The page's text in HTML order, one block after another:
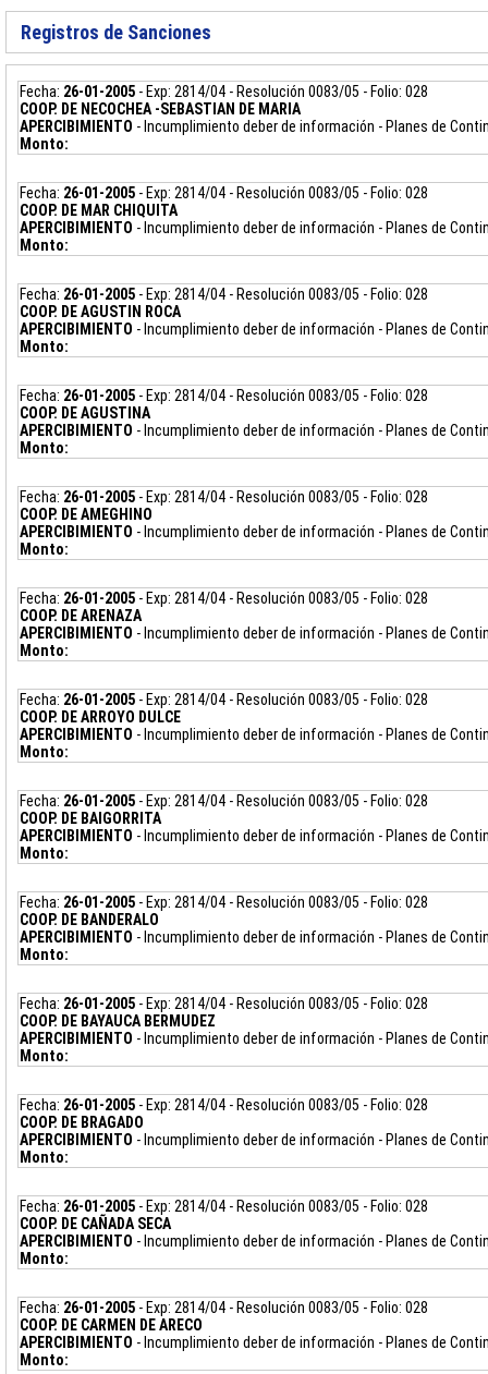
Registros de Sanciones
Fecha: 26-01-2005 - Exp: 2814/04 - Resolución 0083/05 - Folio: 028
COOP. DE NECOCHEA -SEBASTIAN DE MARIA
APERCIBIMIENTO - Incumplimiento deber de información - Planes de
Monto:
Fecha: 26-01-2005 - Exp: 2814/04 - Resolución 0083/05 - Folio: 028
COOP. DE MAR CHIQUITA
APERCIBIMIENTO - Incumplimiento deber de información - Planes de
Monto:
Fecha: 26-01-2005 - Exp: 2814/04 - Resolución 0083/05 - Folio: 028
COOP. DE AGUSTIN ROCA
APERCIBIMIENTO - Incumplimiento deber de información - Planes de
Monto:
Fecha: 26-01-2005 - Exp: 2814/04 - Resolución 0083/05 - Folio: 028
COOP. DE AGUSTINA
APERCIBIMIENTO - Incumplimiento deber de información - Planes de
Monto:
Fecha: 26-01-2005 - Exp: 2814/04 - Resolución 0083/05 - Folio: 028
COOP. DE AMEGHINO
APERCIBIMIENTO - Incumplimiento deber de información - Planes de
Monto:
Fecha: 26-01-2005 - Exp: 2814/04 - Resolución 0083/05 - Folio: 028
COOP. DE ARENAZA
APERCIBIMIENTO - Incumplimiento deber de información - Planes de
Monto:
Fecha: 26-01-2005 - Exp: 2814/04 - Resolución 0083/05 - Folio: 028
COOP. DE ARROYO DULCE
APERCIBIMIENTO - Incumplimiento deber de información - Planes de
Monto:
Fecha: 26-01-2005 - Exp: 2814/04 - Resolución 0083/05 - Folio: 028
COOP. DE BAIGORRITA
APERCIBIMIENTO - Incumplimiento deber de información - Planes de
Monto:
Fecha: 26-01-2005 - Exp: 2814/04 - Resolución 0083/05 - Folio: 028
COOP. DE BANDERALO
APERCIBIMIENTO - Incumplimiento deber de información - Planes de
Monto:
Fecha: 26-01-2005 - Exp: 2814/04 - Resolución 0083/05 - Folio: 028
COOP. DE BAYAUCA BERMUDEZ
APERCIBIMIENTO - Incumplimiento deber de información - Planes de
Monto:
Fecha: 26-01-2005 - Exp: 2814/04 - Resolución 0083/05 - Folio: 028
COOP. DE BRAGADO
APERCIBIMIENTO - Incumplimiento deber de información - Planes de
Monto:
Fecha: 26-01-2005 - Exp: 2814/04 - Resolución 0083/05 - Folio: 028
COOP. DE CAÑADA SECA
APERCIBIMIENTO - Incumplimiento deber de información - Planes de
Monto:
Fecha: 26-01-2005 - Exp: 2814/04 - Resolución 0083/05 - Folio: 028
COOP. DE CARMEN DE ARECO
APERCIBIMIENTO - Incumplimiento deber de información - Planes de
Monto: